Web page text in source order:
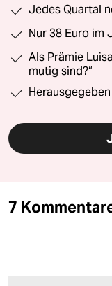
Jedes Quartal
Nur 38 Euro im
Als Prämie
mutig sind?“
7